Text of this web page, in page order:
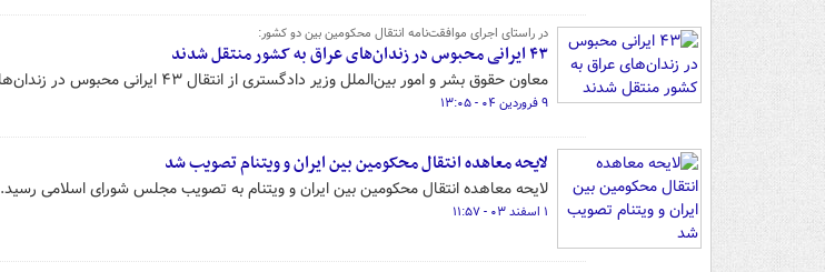
در راستای اجرای موافقت‌نامه انتقال محکومین بین دو کشور:
۴۳ ایرانی محبوس در زندان‌های عراق به کشور منتقل شدند
معاون حقوق بشر و امور بین‌الملل وزیر دادگستری از انتقال ۴۳ ایرانی محبوس در زندان‌های عراق به کشور خبر داد.
۹ فروردین ۰۴ - ۱۳:۰۵
لایحه معاهده انتقال محکومین بین ایران و ویتنام تصویب شد
لایحه معاهده انتقال محکومین بین ایران و ویتنام به تصویب مجلس شورای اسلامی رسید.
۱ اسفند ۰۳ - ۱۱:۵۷